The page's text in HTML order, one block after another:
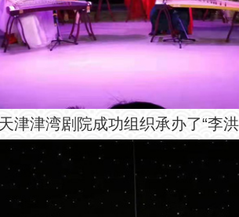
津津湾剧院成功组织承办了“李